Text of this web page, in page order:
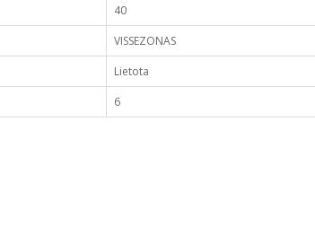
40
VISSEZONAS
Lietota
6